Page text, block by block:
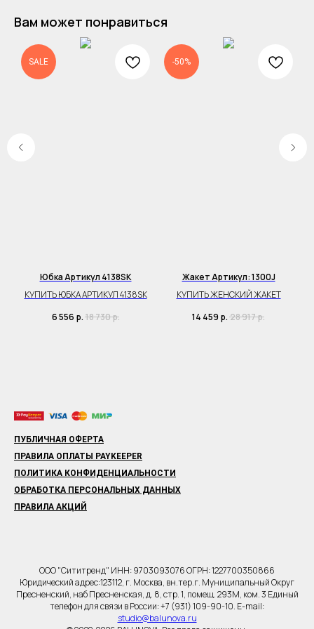
Вам может понравиться
SALE
Юбка Артикул 4138SK
КУПИТЬ ЮБКА АРТИКУЛ 4138SK
6 556 р. 18 730р.
-50%
Жакет Артикул: 1300J
КУПИТЬ ЖЕНСКИЙ ЖАКЕТ
14 459 р. 28 917р.
ПУБЛИЧНАЯ ОФЕРТА
ПРАВИЛА ОПЛАТЫ PAYKEEPER
ПОЛИТИКА КОНФИДЕНЦИАЛЬНОСТИ
ОБРАБОТКА ПЕРСОНАЛЬНЫХ ДАННЫХ
ПРАВИЛА АКЦИЙ
ООО "Сититренд" ИНН: 9703093076 ОГРН: 1227700350866
Юридический адрес:123112, г. Москва, вн.тер.г. Муниципальный Округ
Пресненский, наб Пресненская, д. 8, стр. 1, помещ. 293М, ком. 3 Единый
телефон для связи в России: +7 (931) 109-90-10. E-mail:
studio@balunova.ru